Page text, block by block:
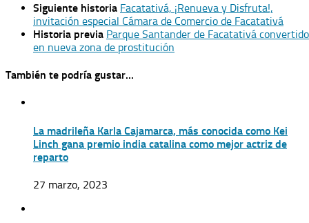
Siguiente historia Facatativá, ¡Renueva y Disfruta!,
invitación especial Cámara de Comercio de Facatativá
Historia previa Parque Santander de Facatativá convertido
en nueva zona de prostitución
También te podría gustar...
La madrileña Karla Cajamarca, más conocida como Kei
Linch gana premio india catalina como mejor actriz de
reparto
27 marzo, 2023